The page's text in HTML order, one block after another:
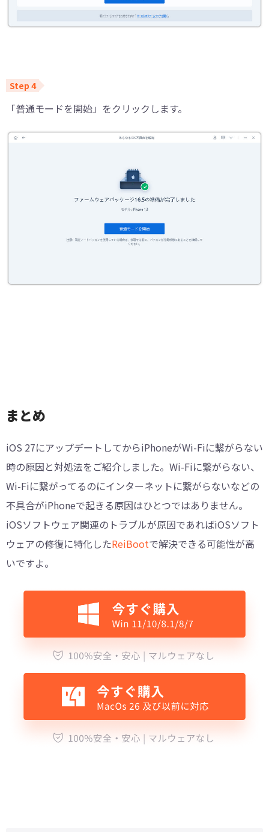
「普通モードを開始」をクリックします。
まとめ
iOS 27にアップデートしてからiPhoneがWi-Fiに繋がらない
時の原因と対処法をご紹介しました。Wi-Fiに繋がらない、
Wi-Fiに繋がってるのにインターネットに繋がらないなどの
不具合がiPhoneで起きる原因はひとつではありません。
iOSソフトウェア関連のトラブルが原因であればiOSソフト
ウェアの修復に特化したReiBootで解決できる可能性が高
いですよ。